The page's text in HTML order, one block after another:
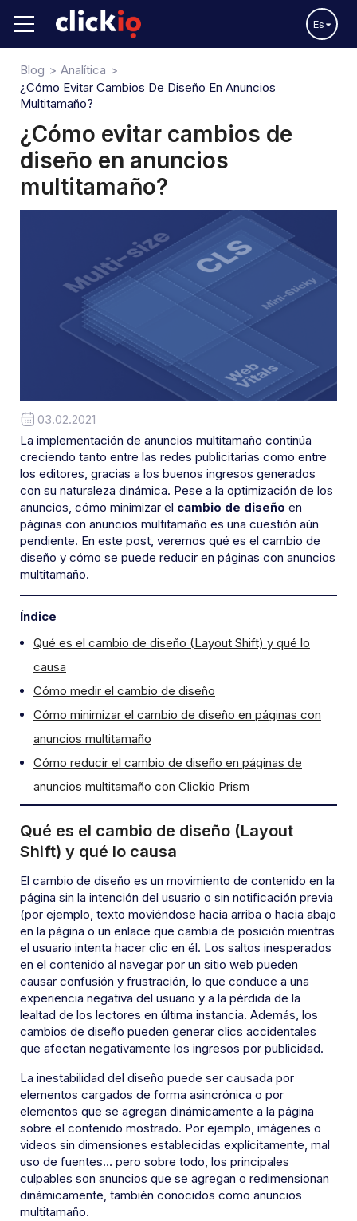
Es
Blog
Analítica
¿Cómo Evitar Cambios De Diseño En Anuncios
Multitamaño?
¿Cómo evitar cambios de
diseño en anuncios
multitamaño?
03.02.2021
La implementación de anuncios multitamaño continúa
creciendo tanto entre las redes publicitarias como entre
los editores, gracias a los buenos ingresos generados
con su naturaleza dinámica. Pese a la optimización de los
anuncios, cómo minimizar el cambio de diseño en
páginas con anuncios multitamaño es una cuestión aún
pendiente. En este post, veremos qué es el cambio de
diseño y cómo se puede reducir en páginas con anuncios
multitamaño.
Índice
Qué es el cambio de diseño (Layout Shift) y qué lo
causa
Cómo medir el cambio de diseño
Cómo minimizar el cambio de diseño en páginas con
anuncios multitamaño
Cómo reducir el cambio de diseño en páginas de
anuncios multitamaño con Clickio Prism
Qué es el cambio de diseño (Layout
Shift) y qué lo causa
El cambio de diseño es un movimiento de contenido en la
página sin la intención del usuario o sin notificación previa
(por ejemplo, texto moviéndose hacia arriba o hacia abajo
en la página o un enlace que cambia de posición mientras
el usuario intenta hacer clic en él. Los saltos inesperados
en el contenido al navegar por un sitio web pueden
causar confusión y frustración, lo que conduce a una
experiencia negativa del usuario y a la pérdida de la
lealtad de los lectores en última instancia. Además, los
cambios de diseño pueden generar clics accidentales
que afectan negativamente los ingresos por publicidad.
La inestabilidad del diseño puede ser causada por
elementos cargados de forma asincrónica o por
elementos que se agregan dinámicamente a la página
sobre el contenido mostrado. Por ejemplo, imágenes o
videos sin dimensiones establecidas explícitamente, mal
uso de fuentes… pero sobre todo, los principales
culpables son anuncios que se agregan o redimensionan
dinámicamente, también conocidos como anuncios
multitamaño.